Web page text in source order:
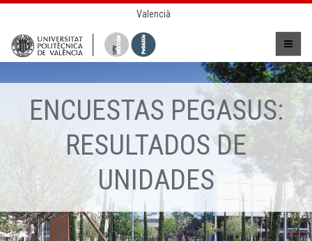
Valencià
ENCUESTAS PEGASUS:
RESULTADOS DE
UNIDADES